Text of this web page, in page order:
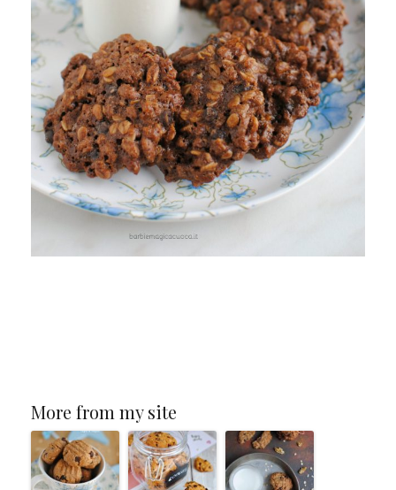
More from my site